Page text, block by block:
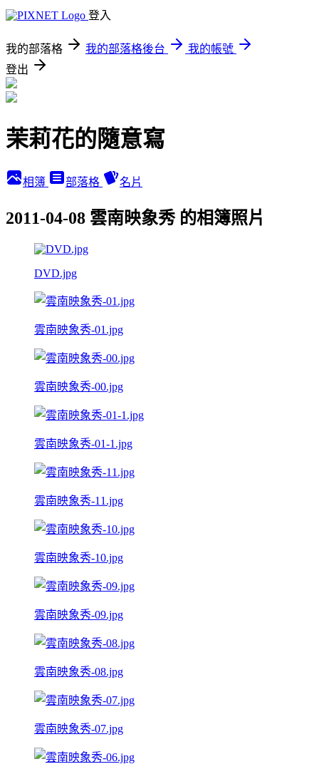
登入
我的部落格 我的部落格後台
我的帳號
登出
茉莉花的隨意寫
相簿 部落格 名片
2011-04-08 雲南映象秀 的相簿照片
DVD.jpg
雲南映象秀-01.jpg
雲南映象秀-00.jpg
雲南映象秀-01-1.jpg
雲南映象秀-11.jpg
雲南映象秀-10.jpg
雲南映象秀-09.jpg
雲南映象秀-08.jpg
雲南映象秀-07.jpg